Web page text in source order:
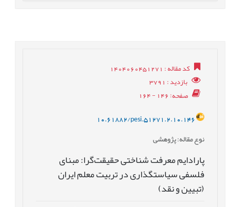
کد مقاله: 1404060451271
بازدید: 3791
صفحه: 146 - 164
10.61882/pesi.51271.2.10.146
نوع مقاله: پژوهشی
پارادایم معرفت‏ شناختی حقیقت‏‌گرا: مبنای
فلسفی سیاست‏گذاری در تربیت معلم ایران
(تبیین و نقد)